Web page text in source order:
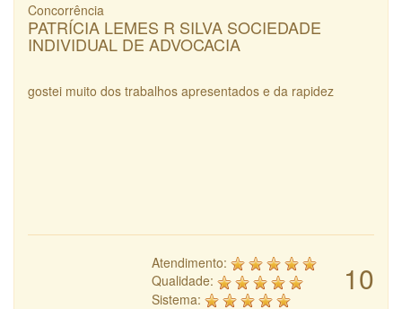
Concorrência
PATRÍCIA LEMES R SILVA SOCIEDADE
INDIVIDUAL DE ADVOCACIA
gostei muito dos trabalhos apresentados e da rapidez
10
Atendimento:
Qualidade:
Sistema: